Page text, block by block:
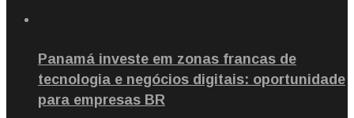
Panamá investe em zonas francas de
tecnologia e negócios digitais: oportunidade
para empresas BR